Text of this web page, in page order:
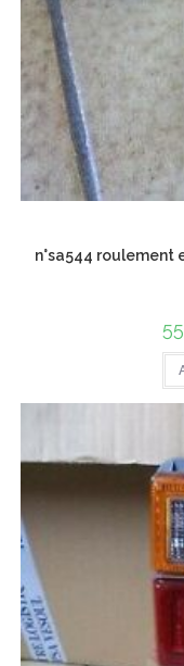
n°sa544 roulement